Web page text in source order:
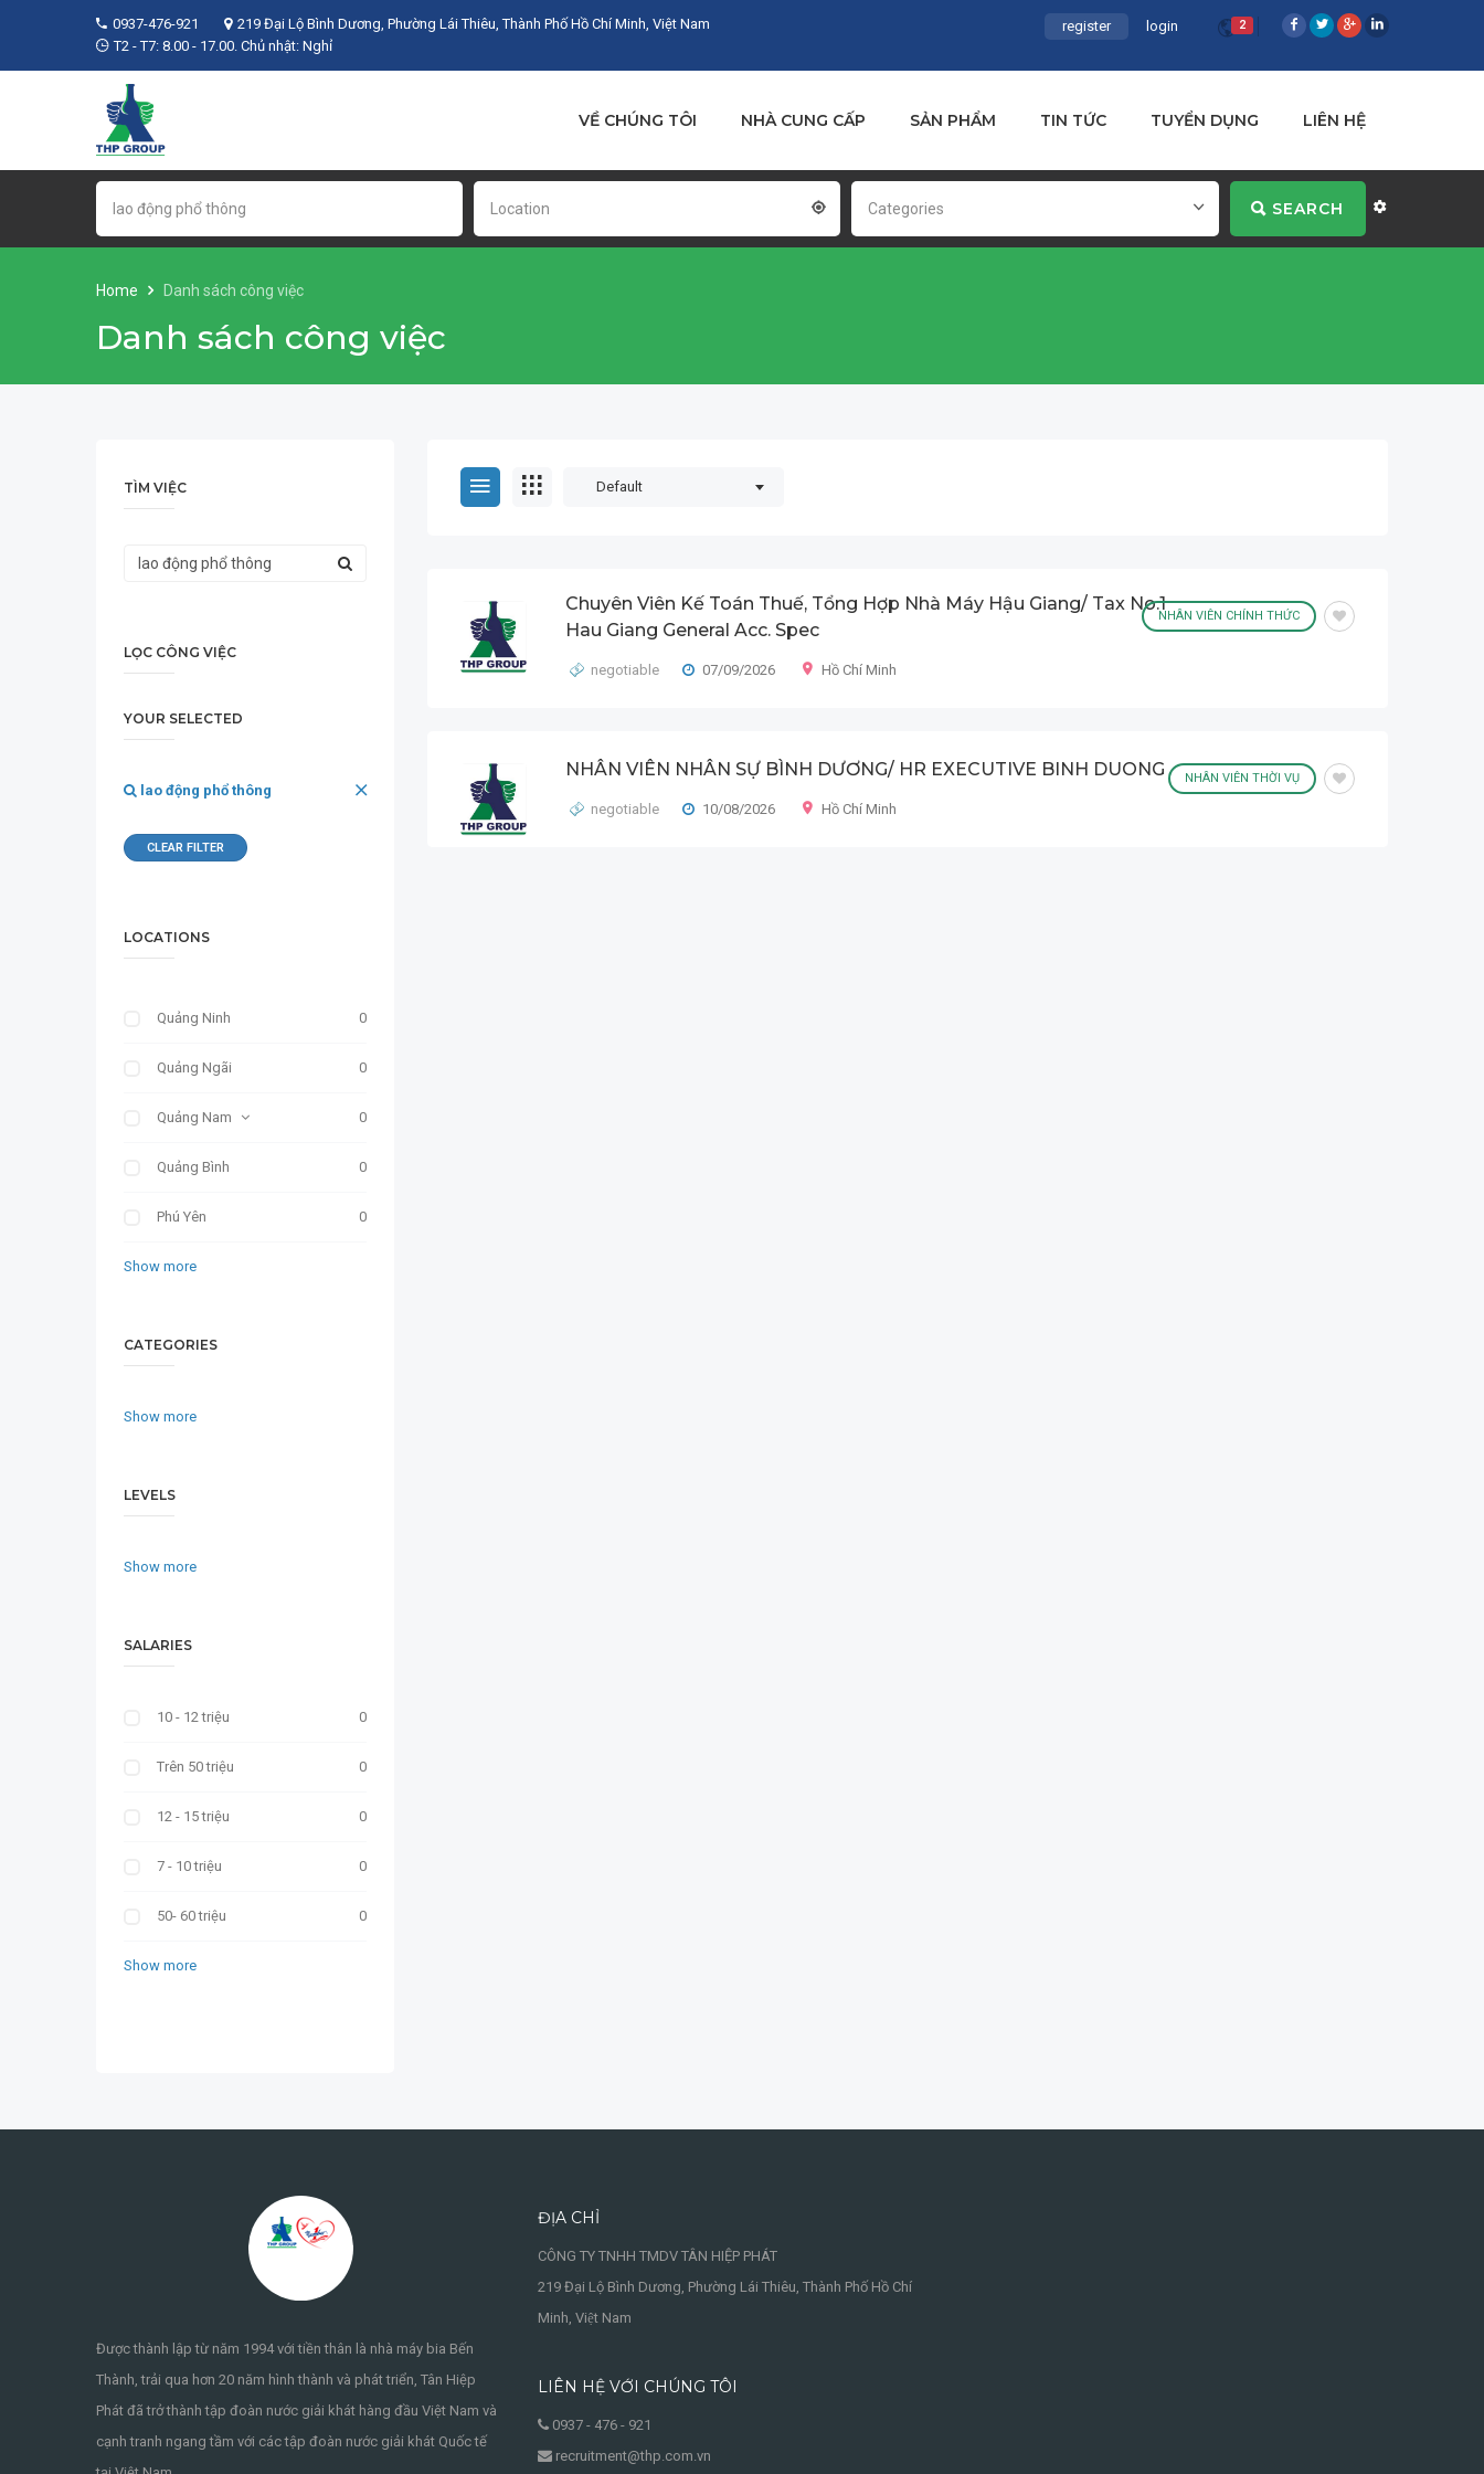
0937-476-921
219 Đại Lộ Bình Dương, Phường Lái Thiêu, Thành Phố Hồ Chí Minh, Việt Nam
T2 - T7: 8.00 - 17.00. Chủ nhật: Nghỉ
2
register login
VỀ CHÚNG TÔI NHÀ CUNG CẤP SẢN PHẨM TIN TỨC TUYỂN DỤNG LIÊN HỆ
Location Categories SEARCH
Home Danh sách công việc
Danh sách công việc
Default
Chuyên Viên Kế Toán Thuế, Tổng Hợp Nhà Máy Hậu Giang/ Tax No.1
Hau Giang General Acc. Spec
negotiable 07/09/2026 Hồ Chí Minh
NHÂN VIÊN CHÍNH THỨC
NHÂN VIÊN NHÂN SỰ BÌNH DƯƠNG/ HR EXECUTIVE BINH DUONG
negotiable 10/08/2026 Hồ Chí Minh
NHÂN VIÊN THỜI VỤ
TÌM VIỆC
LỌC CÔNG VIỆC
YOUR SELECTED
lao động phổ thông
CLEAR FILTER
LOCATIONS
Quảng Ninh 0
Quảng Ngãi 0
Quảng Nam 0
Quảng Bình 0
Phú Yên 0
Show more
CATEGORIES
Show more
LEVELS
Show more
SALARIES
10 - 12 triệu 0
Trên 50 triệu 0
12 - 15 triệu 0
7 - 10 triệu 0
50- 60 triệu 0
Show more
Được thành lập từ năm 1994 với tiền thân là nhà máy bia Bến
Thành, trải qua hơn 20 năm hình thành và phát triển, Tân Hiệp
Phát đã trở thành tập đoàn nước giải khát hàng đầu Việt Nam và
cạnh tranh ngang tầm với các tập đoàn nước giải khát Quốc tế
ĐỊA CHỈ
CÔNG TY TNHH TMDV TÂN HIỆP PHÁT
219 Đại Lộ Bình Dương, Phường Lái Thiêu, Thành Phố Hồ Chí
Minh, Việt Nam
LIÊN HỆ VỚI CHÚNG TÔI
0937 - 476 - 921
recruitment@thp.com.vn